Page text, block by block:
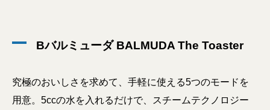
Bバルミューダ BALMUDA The Toaster
究極のおいしさを求めて、手軽に使える5つのモードを
用意。5ccの水を入れるだけで、スチームテクノロジー